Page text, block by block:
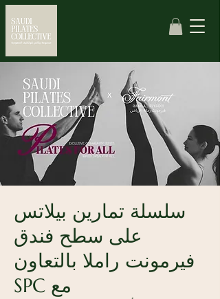
سلسلة تمارين بيلاتس
على سطح فندق
فيرمونت راملا بالتعاون
مع SPC